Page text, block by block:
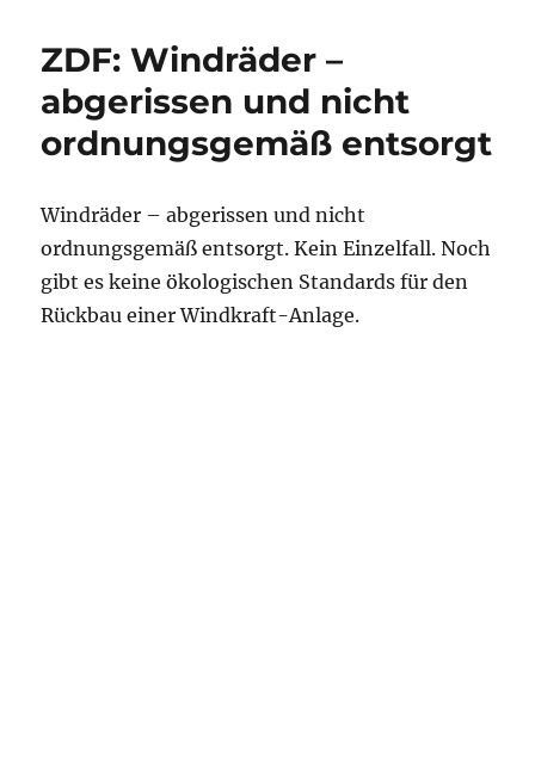
ZDF: Windräder –
abgerissen und nicht
ordnungsgemäß entsorgt
Windräder – abgerissen und nicht
ordnungsgemäß entsorgt. Kein Einzelfall. Noch
gibt es keine ökologischen Standards für den
Rückbau einer Windkraft-Anlage.